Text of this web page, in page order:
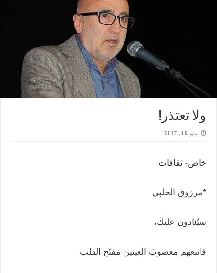
ولا تعتذر!
يونيو 18, 2017
خاص- ثقافات
*مرزوق الحلبي
سيُنادون عليكَ،
فاتبعهم معصوبَ العينين مفتّح القلب